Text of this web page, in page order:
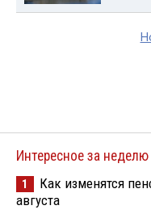
Интересное за неделю
1
Как изменятся
августа